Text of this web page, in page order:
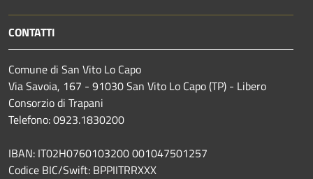
CONTATTI
Comune di San Vito Lo Capo
Via Savoia, 167 - 91030 San Vito Lo Capo (TP) - Libero
Consorzio di Trapani
Telefono: 0923.1830200
IBAN: IT02H0760103200 001047501257
Codice BIC/Swift: BPPIITRRXXX